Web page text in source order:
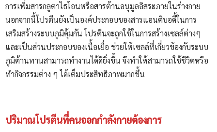
การเพิ่มสารกลูตาไธโอนหรือสารต้านอนุมูลอิสระภายในร่างกาย
นอกจากนี้โปรตีนยังเป็นองค์ประกอบของสารแอนติบอดี้ในการ
เสริมสร้างระบบภูมิคุ้มกัน โปรตีนจะถูกใช้ในการสร้างเซลล์ต่างๆ
และเป็นส่วนประกอบของเนื้อเยื่อ ช่วยให้เซลล์ที่เกี่ยวข้องกับระบบ
ภูมิต้านทานสามารถทำงานได้ดียิ่งขึ้น จึงทำให้สามารถใช้ชีวิตหรือ
ทำกิจกรรมต่าง ๆ ได้เต็มประสิทธิภาพมากขึ้น
ปริมาณโปรตีนที่คนออกกำลังกายต้องการ